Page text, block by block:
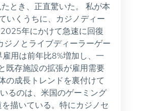
とき、正直驚いた。 私が本
いくうちに、カジノディー
年にかけて急速に回復
ノとライブディーラーゲー
用は前年比8%増加し、一
既存施設の拡張が雇用需要
の成長トレンドを裏付けて
るのは、米国のゲーミング
描いている。特にカジノセ